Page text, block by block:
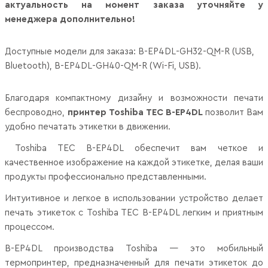
актуальность на момент заказа уточняйте у
менеджера дополнительно!
Доступные модели для заказа: B-EP4DL-GH32-QM-R (USB,
Bluetooth), B-EP4DL-GH40-QM-R (Wi-Fi, USB).
Благодаря компактному дизайну и возможности печати
беспроводно, принтер Toshiba TEC B-EP4DL позволит Вам
удобно печатать этикетки в движении.
Toshiba TEC B-EP4DL обеспечит вам четкое и
качественное изображение на каждой этикетке, делая ваши
продукты профессионально представленными.
Интуитивное и легкое в использовании устройство делает
печать этикеток с Toshiba TEC B-EP4DL легким и приятным
процессом.
B-EP4DLпроизводства Toshiba — это мобильный
термопринтер, предназначенный для печати этикеток до